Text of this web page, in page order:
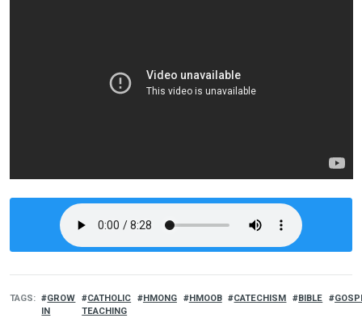
TAGS
GROW
IN
CATHOLIC
TEACHING
HMONG HMOOB CATECHISM BIBLE